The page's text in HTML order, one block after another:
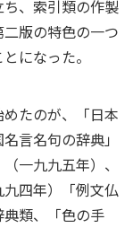
、索引類の作製
版の特色の一つ
になった。
たのが、「日本
言名句の辞典」
一九九五年）、
九四年）「例文仏
類、「色の手